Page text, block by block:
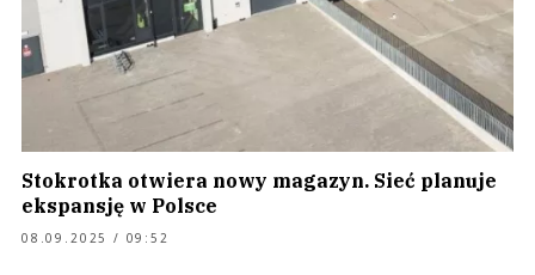
Stokrotka otwiera nowy magazyn. Sieć planuje
ekspansję w Polsce
08.09.2025 / 09:52